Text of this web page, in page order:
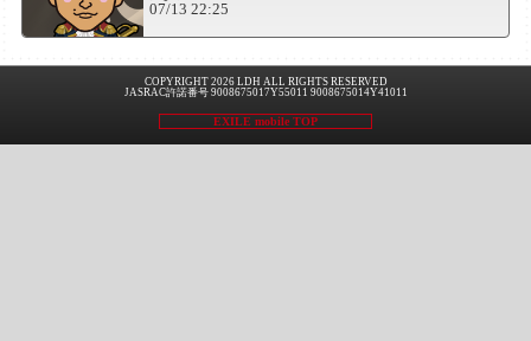
07/13 22:25
COPYRIGHT 2026 LDH ALL RIGHTS RESERVED
JASRAC許諾番号 9008675017Y55011 9008675014Y41011
EXILE mobile TOP